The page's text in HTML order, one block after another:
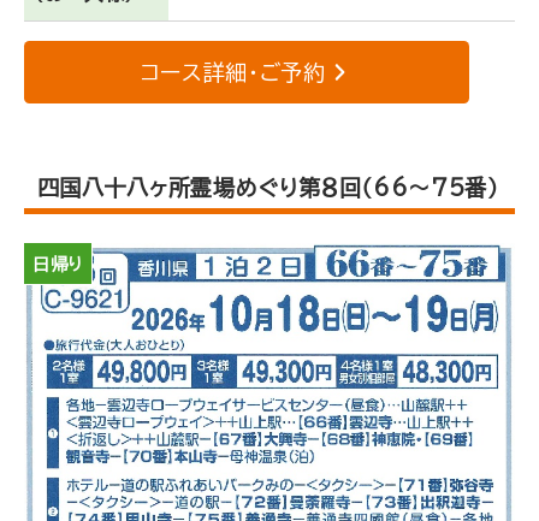
コース詳細・ご予約
四国八十八ヶ所霊場めぐり第８回（66～75番）
日帰り